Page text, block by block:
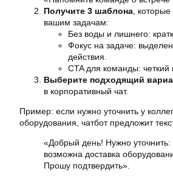
Получите 3 шаблона ,
вашим задачам:
Без воды и лишнего:
Фокус на задаче:
действия.
CTA для команды: четкий
Выберите подходящий
в корпоративный чат.
Пример: если нужно уточнить у
оборудования, чатбот предложит
«Добрый день! Нужно уточнить:
возможна доставка
Прошу подтвердить».